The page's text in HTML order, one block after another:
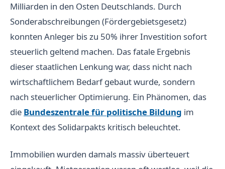
Milliarden in den Osten Deutschlands. Durch
Sonderabschreibungen (Fördergebietsgesetz)
konnten Anleger bis zu 50% ihrer Investition sofort
steuerlich geltend machen. Das fatale Ergebnis
dieser staatlichen Lenkung war, dass nicht nach
wirtschaftlichem Bedarf gebaut wurde, sondern
nach steuerlicher Optimierung. Ein Phänomen, das
die Bundeszentrale für politische Bildung im
Kontext des Solidarpakts kritisch beleuchtet.
Immobilien wurden damals massiv überteuert